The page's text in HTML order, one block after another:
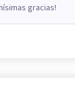
gracias!